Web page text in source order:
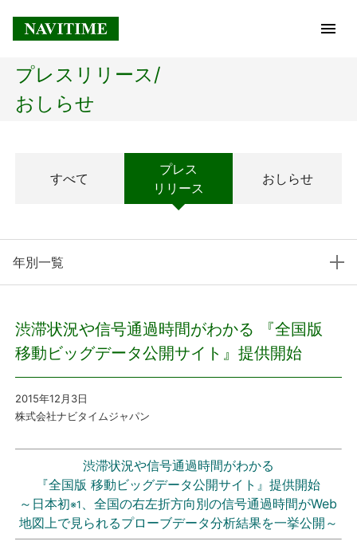
トップページ
経営理念
プレスリリース
プレスリリース
サービス
個人向けサービス
プレスリリース/
おしらせ
すべて
プレス
リリース
おしらせ
年別一覧
渋滞状況や信号通過時間がわかる 『全国版
移動ビッグデータ公開サイト』提供開始
2015年12月3日
株式会社ナビタイムジャパン
渋滞状況や信号通過時間がわかる
『全国版 移動ビッグデータ公開サイト』提供開始
～日本初※1 、全国の右左折方向別の信号通過時間がWeb
地図上で見られるプローブデータ分析結果を一挙公開～